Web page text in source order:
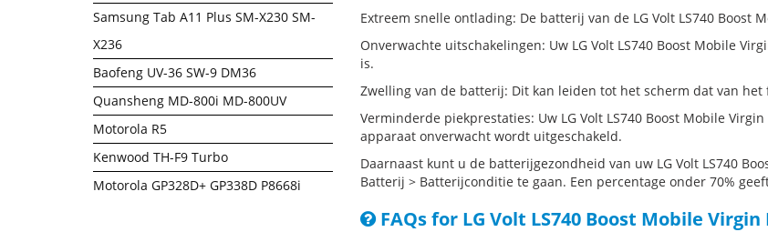
Samsung Tab A11 Plus SM-X230 SM-
X236
Baofeng UV-36 SW-9 DM36
Quansheng MD-800i MD-800UV
Motorola R5
Kenwood TH-F9 Turbo
Motorola GP328D+ GP338D P8668i
Extreem snelle ontlading: De batterij van de LG Volt LS740
Onverwachte uitschakelingen: Uw LG Volt LS740 Boost Mobile
is.
Zwelling van de batterij: Dit kan leiden tot het scherm dat van
Verminderde piekprestaties: Uw LG Volt LS740 Boost Mobile
apparaat onverwacht wordt uitgeschakeld.
Daarnaast kunt u de batterijgezondheid van uw LG Volt LS740
Batterij > Batterijconditie te gaan. Een percentage onder 70%
FAQs for LG Volt LS740 Boost Mobile